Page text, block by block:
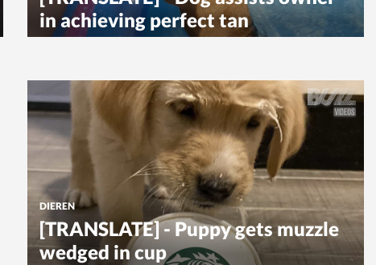
in achieving perfect tan
DIEREN
[TRANSLATE] - Puppy gets muzzle
wedged in cup